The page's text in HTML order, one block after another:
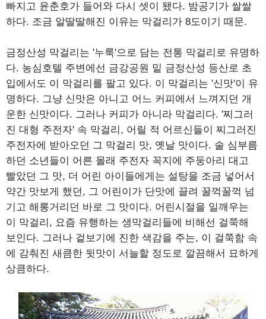
빠지고 윤춘호가 들어와 다시 셋이 됐다. 밤공기가 쌀쌀
하다. 조금 알딸딸해진 이유는 막걸리가 8도이기 때문.
금정산성 막걸리는 '누룩'으로 담는 전통 막걸리로 유명하
다. 농심호텔 주변에선 금강공원 밑 금정산성 등산로 초
입에서도 이 막걸리를 팔고 있다. 이 막걸리는 '신맛'이 유
명하다. 그냥 신맛은 아니고 어느 커피에서 느껴지던 개
운한 신맛이다. 그러나 커피가 아니라 막걸리다. '찌그러
진 대형 주전자' 속 막걸리, 어릴 적 어르신들이 찌그러진
주전자에 받아오던 그 막걸리 맛, 옛날 맛이다. 술 심부름
하던 소년들이 어른 몰래 주전자 꼭지에 주둥아리 대고
빨았던 그 맛, 더 어린 아이들에게는 설탕을 조금 넣어서
약간 맛보게 했던, 그 어린이가 단맛에 끌려 꿀꺽꿀꺽 넘
기고 해롱거리던 바로 그 맛이다. 어린시절을 일깨우는
이 막걸리, 요즘 유행하는 생막걸리들에 비해선 걸쭉해
보인다. 그러나 겉보기에 진한 색감을 주는, 이 걸쭉함 속
에 감춰진 새큼한 뒷맛이 서늘할 정도로 깔끔해서 묘하게
상큼하다.